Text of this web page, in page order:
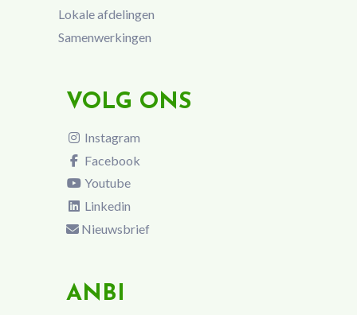
Lokale afdelingen
Samenwerkingen
VOLG ONS
Instagram
Facebook
Youtube
Linkedin
Nieuwsbrief
ANBI